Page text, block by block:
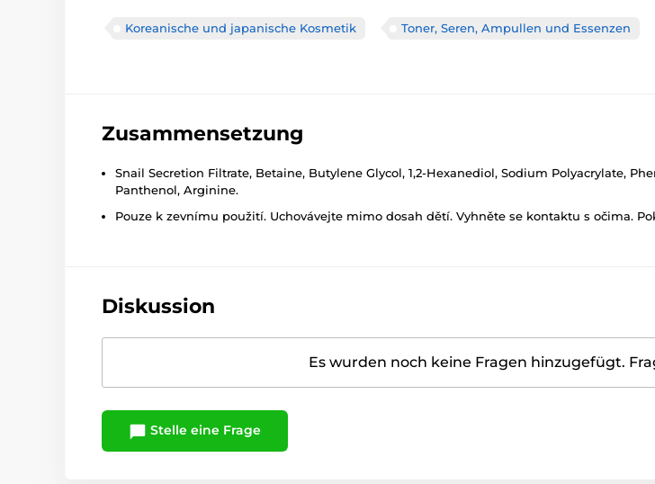
Koreanische und japanische Kosmetik Toner, Seren, Ampullen und Essenzen
Zusammensetzung
Snail Secretion Filtrate, Betaine, Butylene Glycol, 1,2-Hexanediol, Sodium Polyacrylate,
Panthenol, Arginine.
Pouze k zevnímu použití. Uchovávejte mimo dosah dětí. Vyhněte se kontaktu s očima.
Diskussion
Es wurden noch keine Fragen hinzugefügt.
Stelle eine Frage